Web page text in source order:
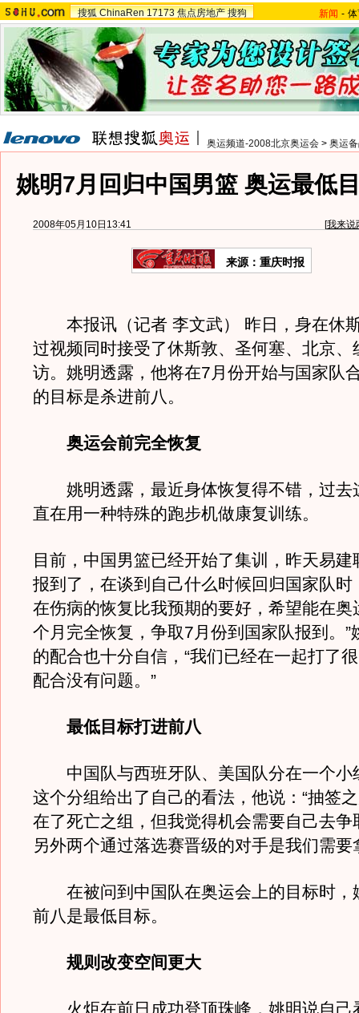
搜狐 ChinaRen 17173 焦点房地产 搜狗 新闻 -
奥运频道-2008北京奥运会 > 奥运
姚明7月回归中国男篮 奥运最低
2008年05月10日13:41 [我来说
来源：重庆时报
本报讯（记者 李文武） 昨日，身在休
过视频同时接受了休斯敦、圣何塞、北京、
访。姚明透露，他将在7月份开始与国家队
的目标是杀进前八。
奥运会前完全恢复
姚明透露，最近身体恢复得不错，过去
直在用一种特殊的跑步机做康复训练。
目前，中国男篮已经开始了集训，昨天易建
报到了，在谈到自己什么时候回归国家队时
在伤病的恢复比我预期的要好，希望能在奥
个月完全恢复，争取7月份到国家队报到。”
的配合也十分自信，“我们已经在一起打了
配合没有问题。”
最低目标打进前八
中国队与西班牙队、美国队分在一个小
这个分组给出了自己的看法，他说：“抽签
在了死亡之组，但我觉得机会需要自己去争
另外两个通过落选赛晋级的对手是我们需要
在被问到中国队在奥运会上的目标时，
前八是最低目标。
规则改变空间更大
火炬在前日成功登顶珠峰，姚明说自己